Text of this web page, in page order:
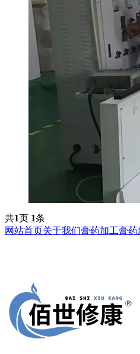
共1页 1条
网站首页关于我们膏药加工膏药